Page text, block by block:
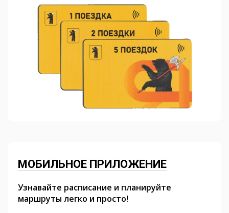
МОБИЛЬНОЕ ПРИЛОЖЕНИЕ
Узнавайте расписание и планируйте
маршруты легко и просто!